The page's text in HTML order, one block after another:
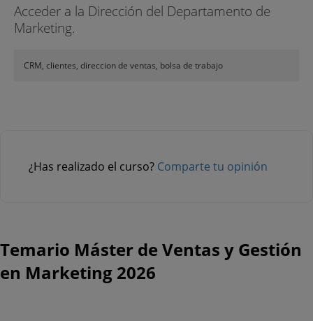
Acceder a la Dirección del Departamento de
Marketing.
CRM, clientes, direccion de ventas, bolsa de trabajo
¿Has realizado el curso? Comparte tu opinión
Temario Máster de Ventas y Gestión
en Marketing 2026